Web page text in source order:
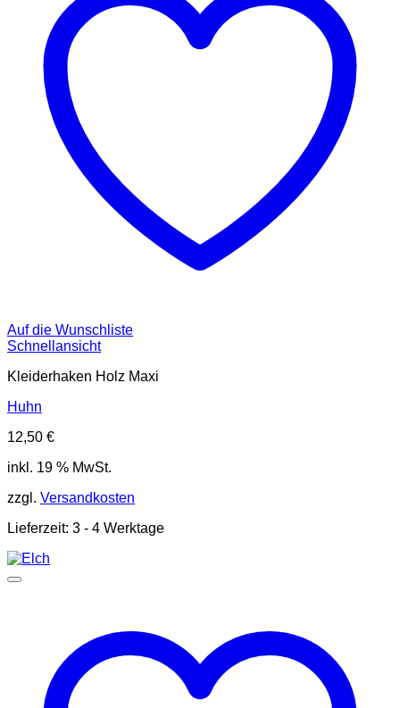
Auf die Wunschliste
Schnellansicht
Kleiderhaken Holz Maxi
Huhn
12,50 €
inkl. 19 % MwSt.
zzgl. Versandkosten
Lieferzeit: 3 - 4 Werktage